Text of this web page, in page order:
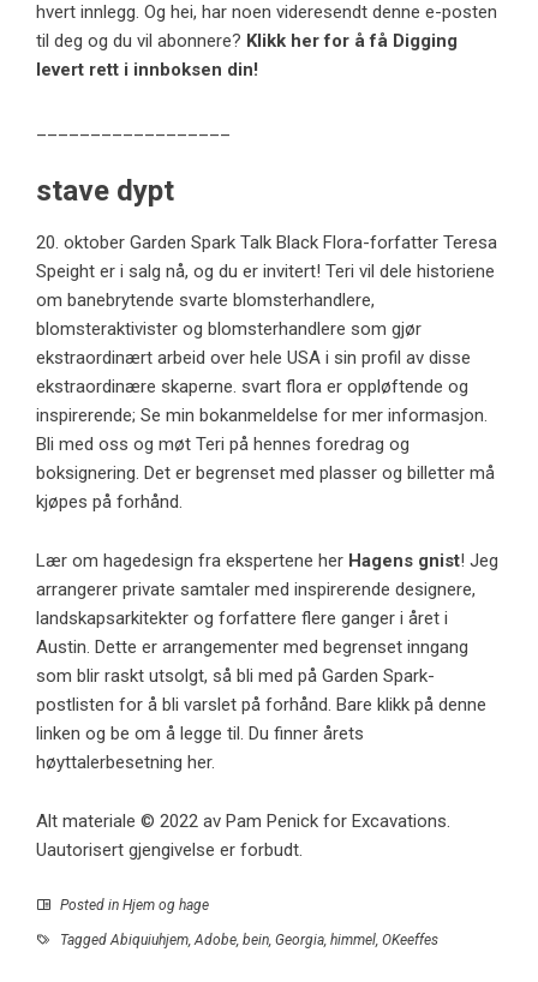
hvert innlegg. Og hei, har noen videresendt denne e-posten
til deg og du vil abonnere? Klikk her for å få Digging
levert rett i innboksen din!
stave dypt
20. oktober Garden Spark Talk Black Flora-forfatter Teresa
Speight er i salg nå, og du er invitert! Teri vil dele historiene
om banebrytende svarte blomsterhandlere,
blomsteraktivister og blomsterhandlere som gjør
ekstraordinært arbeid over hele USA i sin profil av disse
ekstraordinære skaperne. svart flora er oppløftende og
inspirerende; Se min bokanmeldelse for mer informasjon.
Bli med oss ​​og møt Teri på hennes foredrag og
boksignering. Det er begrenset med plasser og billetter må
kjøpes på forhånd.
Lær om hagedesign fra ekspertene her Hagens gnist! Jeg
arrangerer private samtaler med inspirerende designere,
landskapsarkitekter og forfattere flere ganger i året i
Austin. Dette er arrangementer med begrenset inngang
som blir raskt utsolgt, så bli med på Garden Spark-
postlisten for å bli varslet på forhånd. Bare klikk på denne
linken og be om å legge til. Du finner årets
høyttalerbesetning her.
Alt materiale © 2022 av Pam Penick for Excavations.
Uautorisert gjengivelse er forbudt.
Posted in Hjem og hage
TaggedAbiquiuhjem,Adobe, bein, Georgia, himmel, OKeeffes